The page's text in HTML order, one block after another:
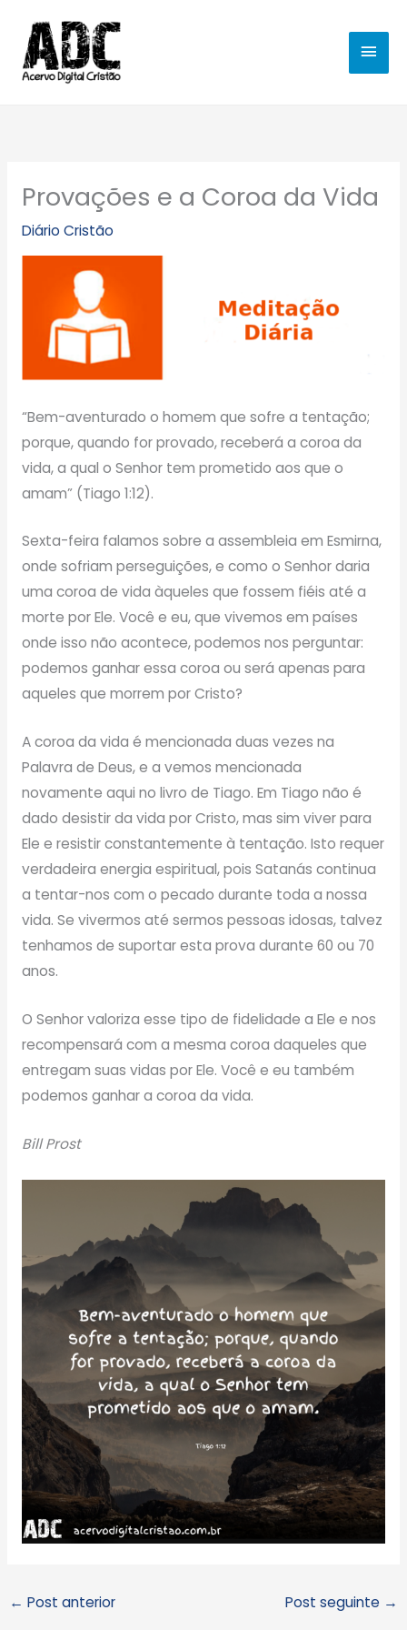
para
conteúdo
Provações e a Coroa da Vida
Diário Cristão
“Bem-aventurado o homem que sofre a tentação;
porque, quando for provado, receberá a coroa da
vida, a qual o Senhor tem prometido aos que o
amam” (Tiago 1:12).
Sexta-feira falamos sobre a assembleia em Esmirna,
onde sofriam perseguições, e como o Senhor daria
uma coroa de vida àqueles que fossem fiéis até a
morte por Ele. Você e eu, que vivemos em países
onde isso não acontece, podemos nos perguntar:
podemos ganhar essa coroa ou será apenas para
aqueles que morrem por Cristo?
A coroa da vida é mencionada duas vezes na
Palavra de Deus, e a vemos mencionada
novamente aqui no livro de Tiago. Em Tiago não é
dado desistir da vida por Cristo, mas sim viver para
Ele e resistir constantemente à tentação. Isto requer
verdadeira energia espiritual, pois Satanás continua
a tentar-nos com o pecado durante toda a nossa
vida. Se vivermos até sermos pessoas idosas, talvez
tenhamos de suportar esta prova durante 60 ou 70
anos.
O Senhor valoriza esse tipo de fidelidade a Ele e nos
recompensará com a mesma coroa daqueles que
entregam suas vidas por Ele. Você e eu também
podemos ganhar a coroa da vida.
Bill Prost
← Post anterior Post seguinte →